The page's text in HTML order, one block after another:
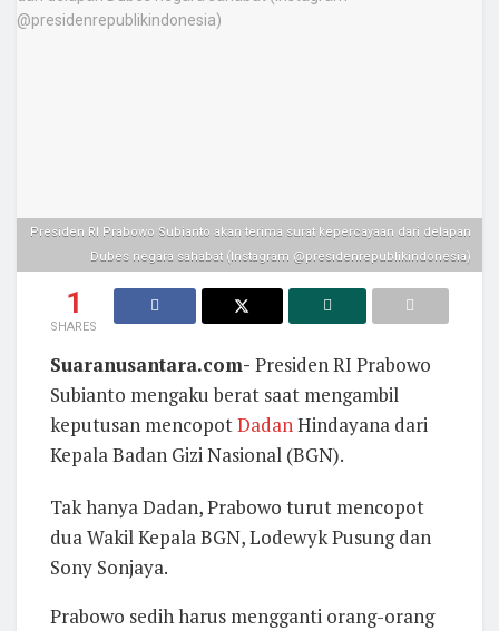
Presiden RI Prabowo Subianto akan terima surat kepercayaan dari delapan
Dubes negara sahabat (Instagram @presidenrepublikindonesia)
1
SHARES
Suaranusantara.com- Presiden RI Prabowo
Subianto mengaku berat saat mengambil
keputusan mencopotDadanHindayana dari
Kepala Badan Gizi Nasional (BGN).
Tak hanya Dadan, Prabowo turut mencopot
dua Wakil Kepala BGN, Lodewyk Pusung dan
Sony Sonjaya.
Prabowo sedih harus mengganti orang-orang